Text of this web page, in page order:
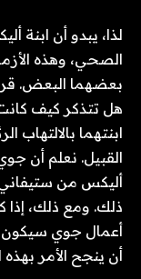
لذا، يبدو أن
الصحي، وهذه
بعضهما البعض.
هل تتذكر كيف
ابنتهما
القبيل. نعلم أن
أليكس من
ذلك. ومع ذلك،
أعمال جوي سيكون
أن ينجح الأمر